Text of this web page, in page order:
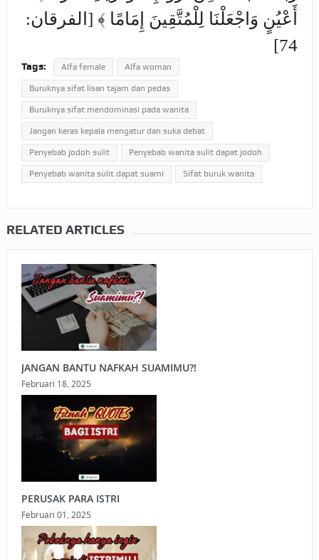
أَعْيُنٍ وَاجْعَلْنَا لِلْمُتَّقِينَ إِمَامًا ﴾ [الفرقان:
74]
Tags: Alfa female Alfa woman
Buruknya sifat lisan tajam dan pedas
Buruknya sifat mendominasi pada wanita
Jangan keras kepala mengatur dan suka debat
Penyebab jodoh sulit Penyebab wanita sulit dapat jodoh
Penyebab wanita sulit dapat suami Sifat buruk wanita
RELATED ARTICLES
JANGAN BANTU NAFKAH SUAMIMU?!
Februari 18, 2025
PERUSAK PARA ISTRI
Februari 01, 2025